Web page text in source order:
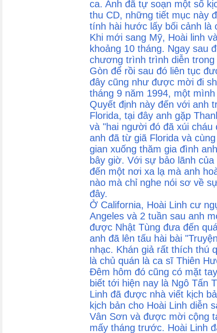
ca. Anh đã tự soạn một số
thu CD, những tiết mục này
tính hài hước lấy bối cảnh là
Khi mới sang Mỹ, Hoài linh
khoảng 10 tháng. Ngay sau
chương trình trình diễn
Gòn để rồi sau đó liên tục
đây cũng như được mời đi
tháng 9 năm 1994, một
Quyết định này đến với anh
Florida, tại đây anh gặp
và "hai người đó đã xúi cháu
anh đã từ giã Florida và
gian xuống thăm gia đình
bây giờ. Với sự bảo lãnh
đến một nơi xa lạ mà anh
nào mà chỉ nghe nói sơ về
đây.
Ở California, Hoài Linh cư
Angeles và 2 tuần sau anh
được Nhật Tùng đưa đến
anh đã lên tấu hài bài
nhạc. Khán giả rất thích thú
là chủ quán là ca sĩ Thiên
Đêm hôm đó cũng có mặt
biết tới hiện nay là Ngô Tấn
Linh đã được nhà viết kịch
kịch bản cho Hoài Linh diễn
Vân Sơn và được mời cộng
mấy tháng trước. Hoài Linh